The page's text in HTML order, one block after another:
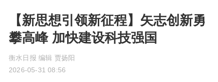
【新思想引领新征程】矢志创新勇
攀高峰 加快建设科技强国
衡水日报 编辑 贾扬阳
2026-05-31 08:56